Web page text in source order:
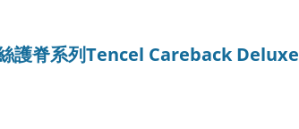
護脊系列Tencel Careback Deluxe